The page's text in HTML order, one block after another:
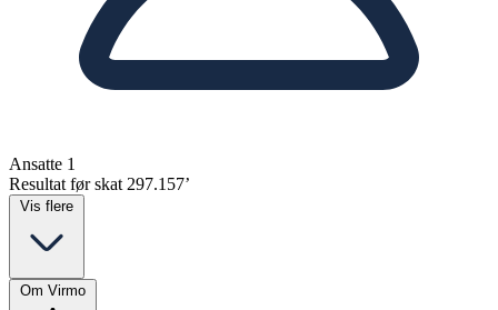
Ansatte 1
Resultat før skat 297.157’
Vis flere
Om Virmo